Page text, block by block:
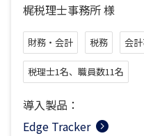
梶税理士事務所様
財務・会計 税務 会
税理士1名、職員数11名
導入製品：
Edge Tracker